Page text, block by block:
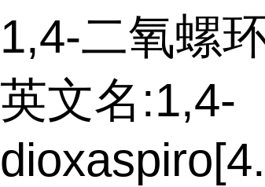
1,4-二氧螺
英文名:1,4-